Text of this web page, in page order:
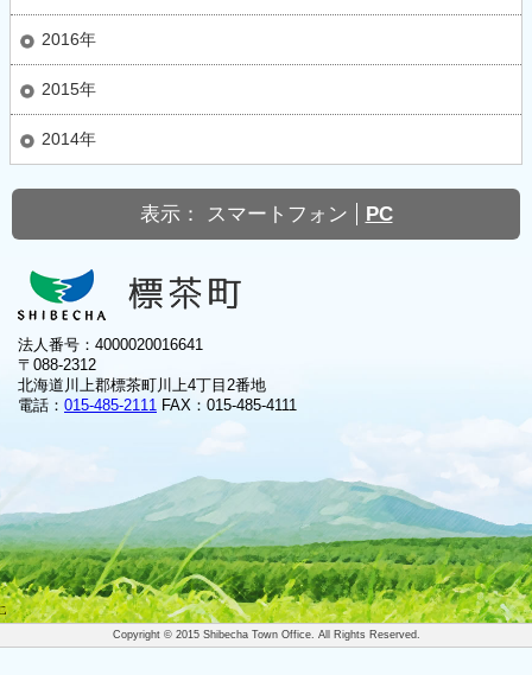
2016年
2015年
2014年
表示： スマートフォン PC
法人番号：4000020016641
〒088-2312
北海道川上郡標茶町川上4丁目2番地
電話： 015-485-2111 FAX：015-485-4111
Copyright © 2015 Shibecha Town Office. All Rights Reserved.